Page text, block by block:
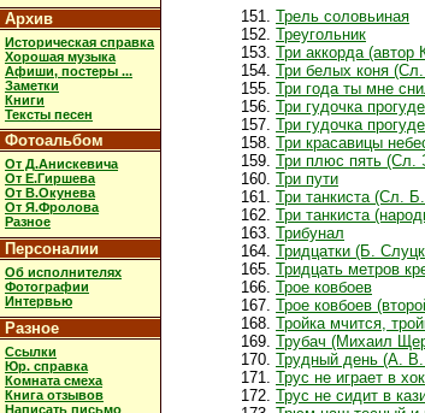
Архив
Историческая справка
Хорошая музыка
Афиши, постеры ...
Заметки
Книги
Тексты песен
Фотоальбом
От Д.Анискевича
От Е.Гиршева
От В.Окунева
От Я.Фролова
Разное
Персоналии
Об исполнителях
Фотографии
Интервью
Разное
Ссылки
Юр. справка
Комната смеха
Книга отзывов
Написать письмо
Трель соловьиная
Треугольник
Три аккорда (автор
Три белых коня
Три года ты мне
Три гудочка
Три гудочка
Три красавицы
Три плюс пять (Сл.
Три пути
Три танкиста (Сл.
Три танкиста
Трибунал
Тридцатки (Б.
Тридцать метров
Трое ковбоев
Трое ковбоев
Тройка мчится,
Трубач (Михаил
Трудный день (А. В.
Трус не играет в
Трус не сидит в